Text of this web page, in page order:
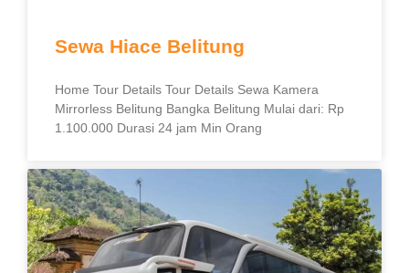
Sewa Hiace Belitung
Home Tour Details Tour Details Sewa Kamera
Mirrorless Belitung Bangka Belitung Mulai dari: Rp
1.100.000 Durasi 24 jam Min Orang